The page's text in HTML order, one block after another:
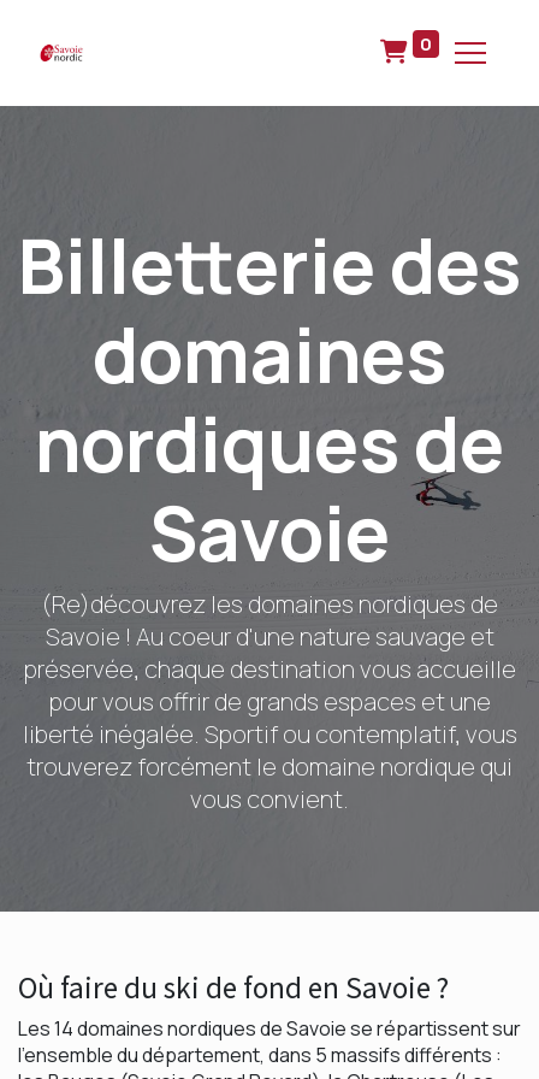
0
Billetterie des
domaines
nordiques de
Savoie
(Re)découvrez les domaines nordiques de
Savoie ! Au coeur d'une nature sauvage et
préservée, chaque destination vous accueille
pour vous offrir de grands espaces et une
liberté inégalée. Sportif ou contemplatif, vous
trouverez forcément le domaine nordique qui
vous convient.
Où faire du ski de fond en Savoie ?
Les 14 domaines nordiques de Savoie se répartissent sur
l'ensemble du département, dans 5 massifs différents :